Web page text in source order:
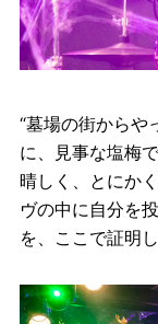
“墓場の街からや
に、見事な塩梅
晴しく、とにか
ヴの中に自分を
を、ここで証明